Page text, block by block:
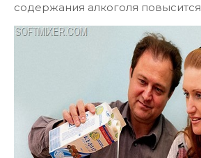
содержания алкоголя